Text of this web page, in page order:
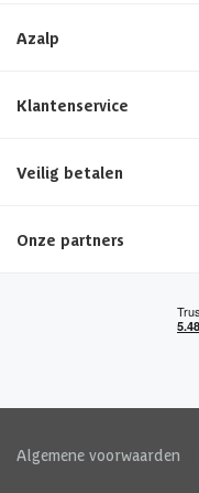
Azalp
Klantenservice
Veilig betalen
Onze partners
Algemene voorwaarden